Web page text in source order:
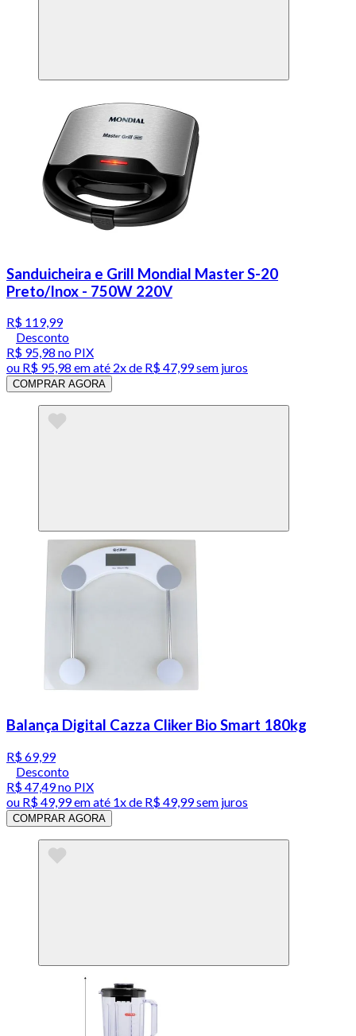
Sanduicheira e Grill Mondial Master S-20
Preto/Inox - 750W 220V
R$ 119,99
Desconto
R$ 95,98 no PIX
ou R$ 95,98 em até 2x de R$ 47,99 sem juros
COMPRAR AGORA
Balança Digital Cazza Cliker Bio Smart 180kg
R$ 69,99
Desconto
R$ 47,49no PIX
ou R$ 49,99em até 1x de R$ 49,99sem juros
COMPRAR AGORA